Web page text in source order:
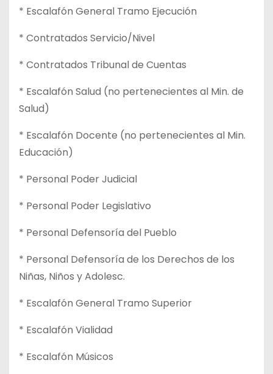
* Escalafón General Tramo Ejecución
* Contratados Servicio/Nivel
* Contratados Tribunal de Cuentas
* Escalafón Salud (no pertenecientes al Min. de
Salud)
* Escalafón Docente (no pertenecientes al Min.
Educación)
* Personal Poder Judicial
* Personal Poder Legislativo
* Personal Defensoría del Pueblo
* Personal Defensoría de los Derechos de los
Niñas, Niños y Adolesc.
* Escalafón General Tramo Superior
* Escalafón Vialidad
* Escalafón Músicos